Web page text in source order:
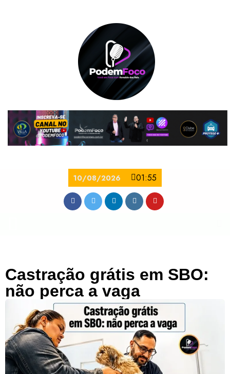
10/08/2026 01:55
Castração grátis em SBO:
não perca a vaga